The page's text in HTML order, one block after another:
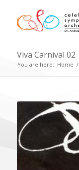
Viva Carnival 02
You are here: Home /